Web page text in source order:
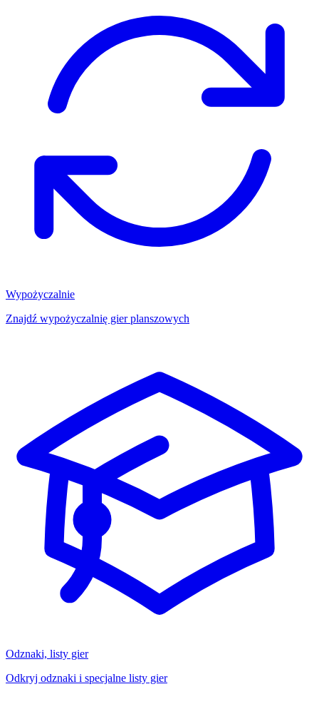
Wypożyczalnie
Znajdź wypożyczalnię gier planszowych
Odznaki, listy gier
Odkryj odznaki i specjalne listy gier